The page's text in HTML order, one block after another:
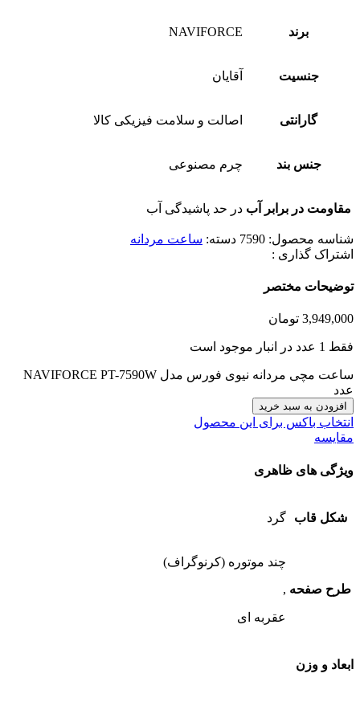
برند NAVIFORCE
جنسیت آقایان
گارانتی اصالت و سلامت فیزیکی کالا
جنس بند چرم مصنوعی
مقاومت در برابر آب در حد پاشیدگی آب
شناسه محصول: 7590 دسته: ساعت مردانه
اشتراک گذاری :
توضیحات مختصر
3,949,000 تومان
فقط 1 عدد در انبار موجود است
ساعت مچی مردانه نیوی فورس مدل NAVIFORCE PT-7590W
عدد
افزودن به سبد خرید
انتخاب باکس برای این محصول
مقایسه
ویژگی های ظاهری
شکل قاب گرد
طرح صفحه
چند موتوره (کرنوگراف)
,
عقربه ای
ابعاد و وزن